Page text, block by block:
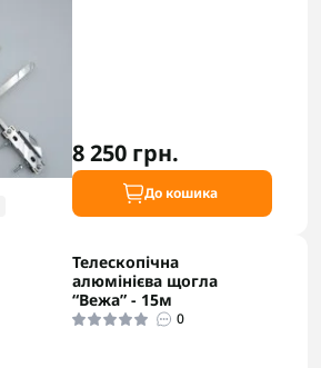
8 250 грн.
До кошика
Телескопічна
алюмінієва щогла
“Вежа” - 15м
0